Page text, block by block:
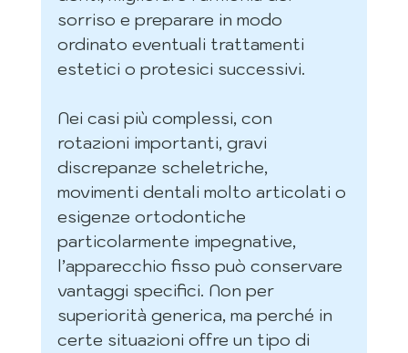
sorriso e preparare in modo
ordinato eventuali trattamenti
estetici o protesici successivi.
Nei casi più complessi, con
rotazioni importanti, gravi
discrepanze scheletriche,
movimenti dentali molto articolati o
esigenze ortodontiche
particolarmente impegnative,
l’apparecchio fisso può conservare
vantaggi specifici. Non per
superiorità generica, ma perché in
certe situazioni offre un tipo di